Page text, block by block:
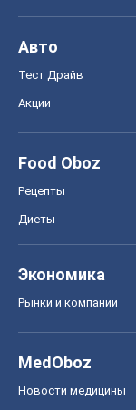
Авто
Тест Драйв
Акции
Food Oboz
Рецепты
Диеты
Экономика
Рынки и компании
MedOboz
Новости медицины